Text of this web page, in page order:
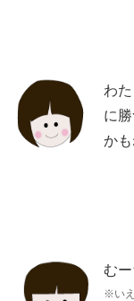
わ
に
かも
む
※い